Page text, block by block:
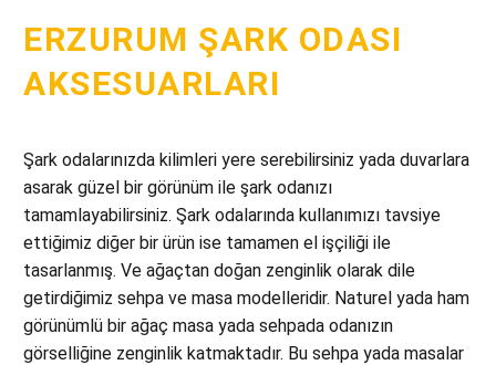
ERZURUM ŞARK ODASI
AKSESUARLARI
Şark odalarınızda kilimleri yere serebilirsiniz yada duvarlara
asarak güzel bir görünüm ile şark odanızı
tamamlayabilirsiniz. Şark odalarında kullanımızı tavsiye
ettiğimiz diğer bir ürün ise tamamen el işçiliği ile
tasarlanmış. Ve ağaçtan doğan zenginlik olarak dile
getirdiğimiz sehpa ve masa modelleridir. Naturel yada ham
görünümlü bir ağaç masa yada sehpada odanızın
görselliğine zenginlik katmaktadır. Bu sehpa yada masalar